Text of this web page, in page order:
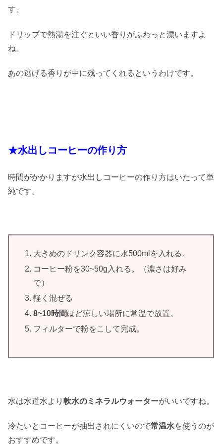
す。
ドリップで熱湯を注ぐといい香りがふわっと漂いますよ
ね。
あの逃げる香りが中に残ってくれるというわけです。
★水出しコーヒーの作り方
時間がかかりますが水出しコーヒーの作り方はいたって単
純です。
大きめのドリンク容器に水500mlを入れる。
コーヒー粉を30~50g入れる。（濃さは好み
で）
軽く混ぜる
8~10時間ほど涼しい場所に常温で放置。
フィルターで粉をこして完成。
水は水道水より 軟水のミネラルウォーターがいいですね。
冷たいとコーヒーが抽出されにくいので常温水を使うのが
おすすめです。